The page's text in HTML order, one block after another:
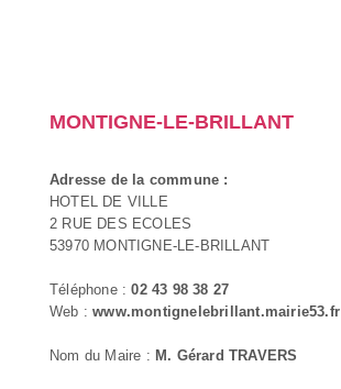
MONTIGNE-LE-BRILLANT
Adresse de la commune :
HOTEL DE VILLE
2 RUE DES ECOLES
53970 MONTIGNE-LE-BRILLANT
Téléphone :02 43 98 38 27
Web :www.montignelebrillant.mairie53.fr
Nom du Maire : M. Gérard TRAVERS